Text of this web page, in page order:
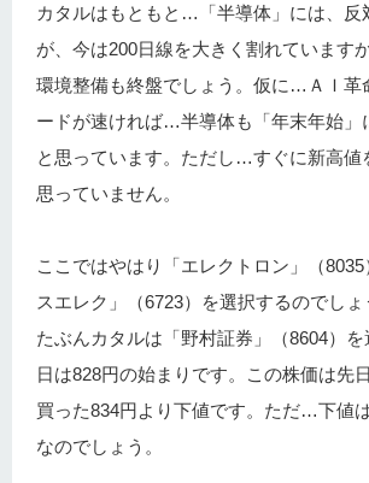
カタルはもともと…「半導体」には、反
が、今は200日線を大きく割れています
環境整備も終盤でしょう。仮に…ＡＩ革
ードが速ければ…半導体も「年末年始
と思っています。ただし…すぐに新高値
思っていません。
ここではやはり「エレクトロン」（
スエレク」（6723）を選択するのでし
たぶんカタルは「野村証券」（8604）
日は828円の始まりです。この株価は先
買った834円より下値です。ただ…下値
なのでしょう。